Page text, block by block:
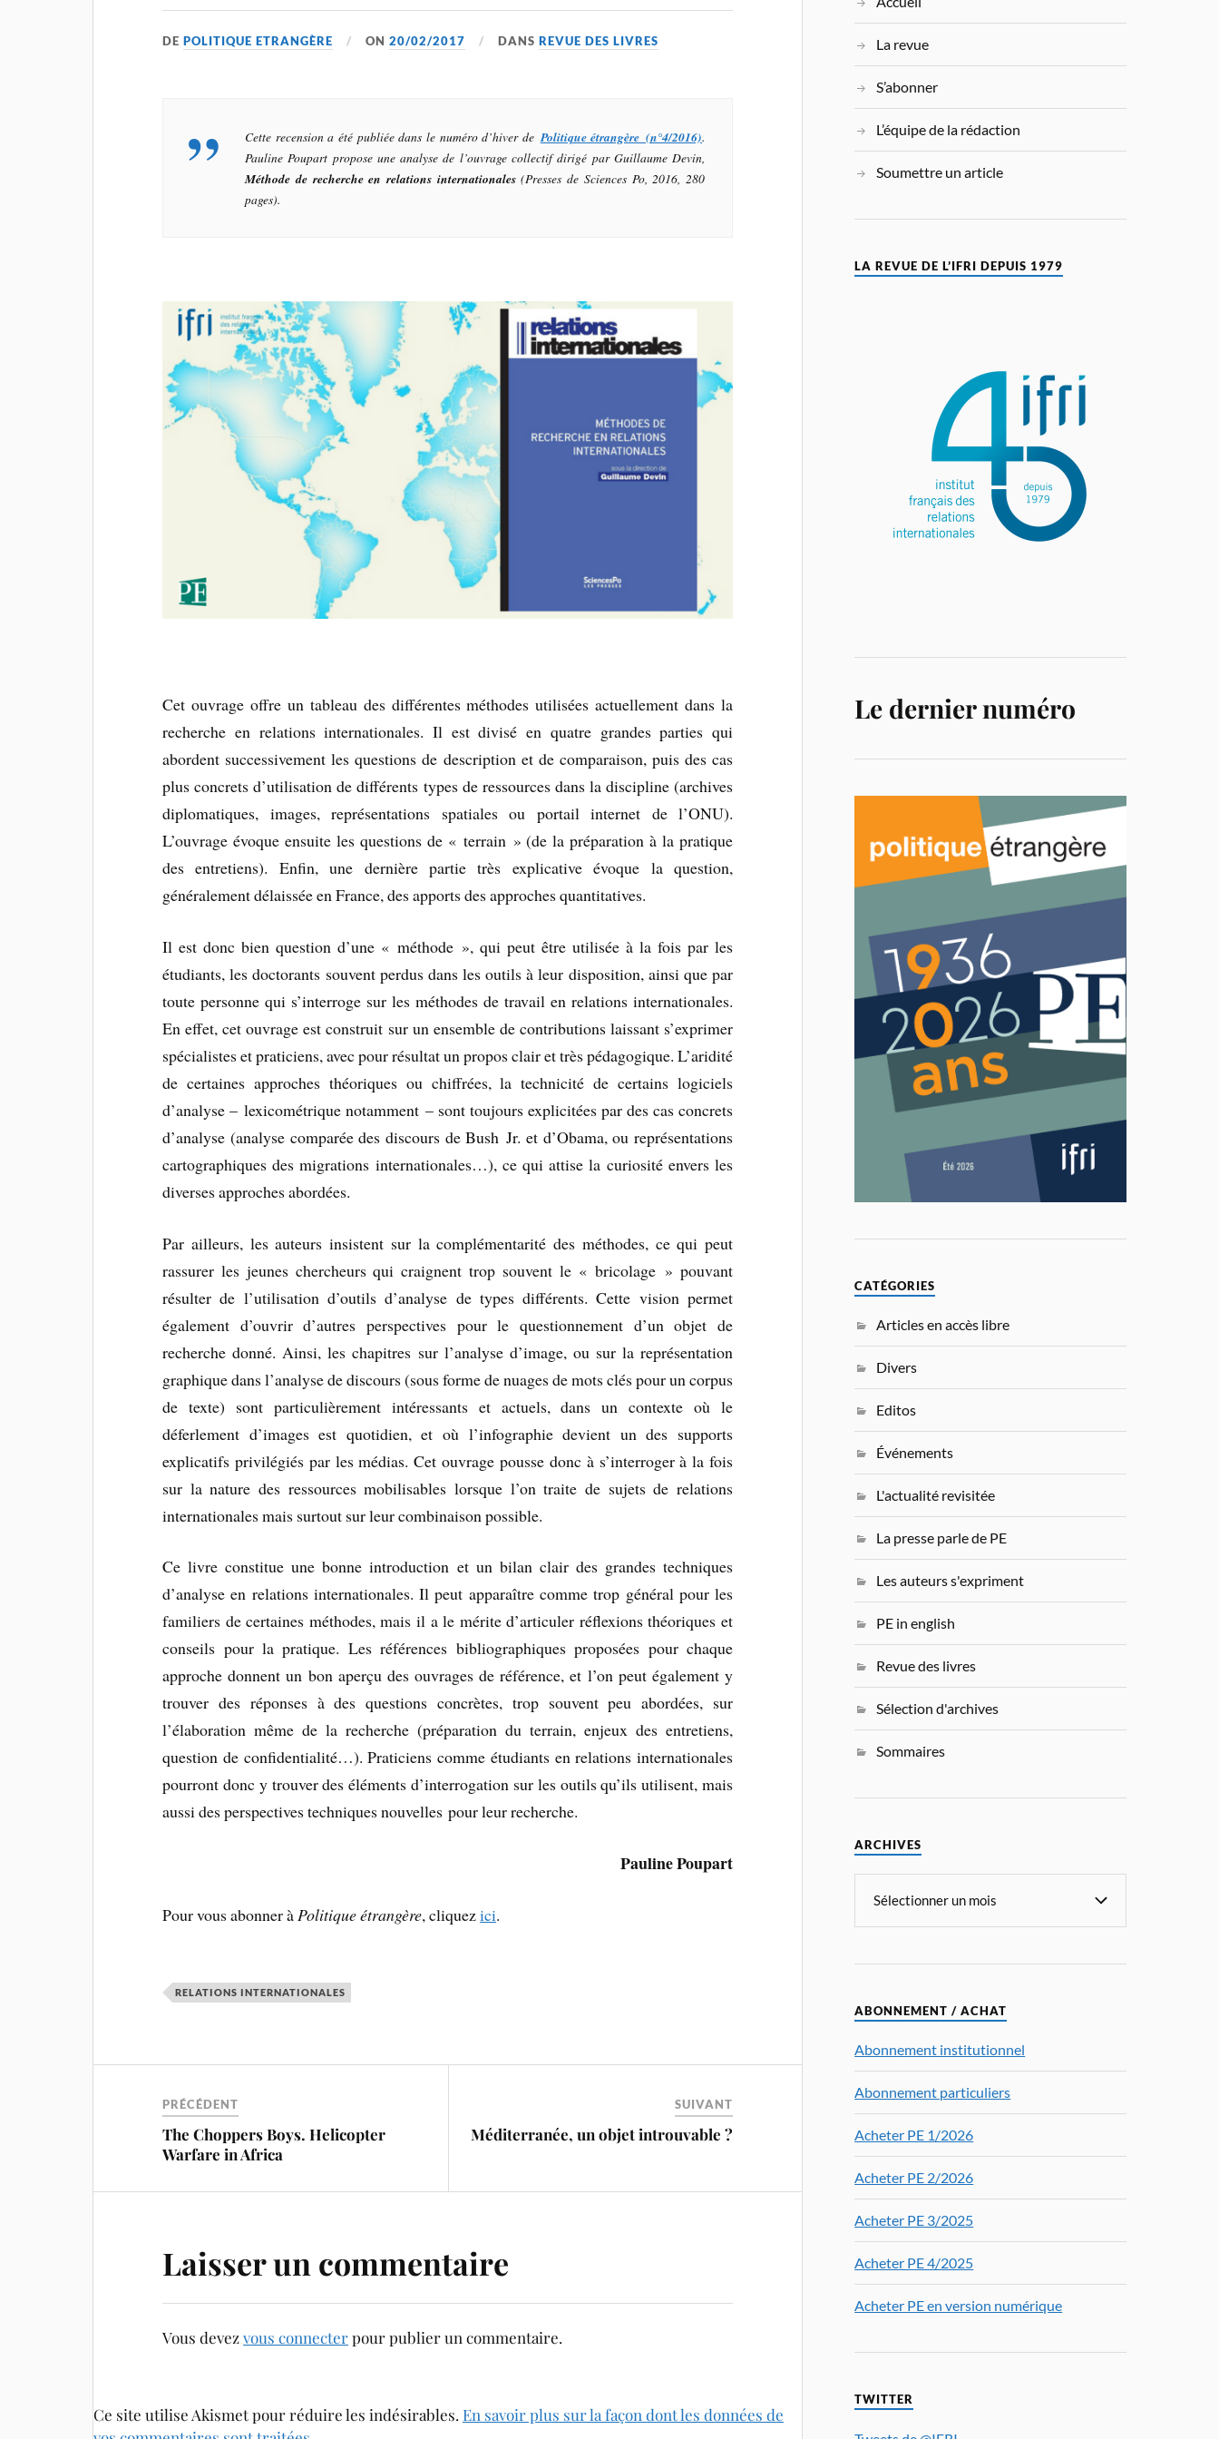
DEPOLITIQUE ETRANGÈRE ON20/02/2017 DANSREVUE DES LIVRES
Cette recension a été publiée dans le numéro d’hiver dePolitique étrangère (n°4/2016).
Pauline Poupart propose une analyse de l’ouvrage collectif dirigé par Guillaume Devin,
Méthode de recherche en relations internationales (Presses de Sciences Po, 2016, 280
pages).
Cet ouvrage offre un tableau des différentes méthodes utilisées actuellement dans la
recherche en relations internationales. Il est divisé en quatre grandes parties qui
abordent successivement les questions de description et de comparaison, puis des cas
plus concrets d’utilisation de différents types de ressources dans la discipline (archives
diplomatiques, images, représentations spatiales ou portail internet de l’ONU).
L’ouvrage évoque ensuite les questions de « terrain » (de la préparation à la pratique
des entretiens). Enfin, une dernière partie très explicative évoque la question,
généralement délaissée en France, des apports des approches quantitatives.
Il est donc bien question d’une « méthode », qui peut être utilisée à la fois par les
étudiants, les doctorants souvent perdus dans les outils à leur disposition, ainsi que par
toute personne qui s’interroge sur les méthodes de travail en relations internationales.
En effet, cet ouvrage est construit sur un ensemble de contributions laissant s’exprimer
spécialistes et praticiens, avec pour résultat un propos clair et très pédagogique. L’aridité
de certaines approches théoriques ou chiffrées, la technicité de certains logiciels
d’analyse – lexicométrique notamment – sont toujours explicitées par des cas concrets
d’analyse (analyse comparée des discours de Bush Jr. et d’Obama, ou représentations
cartographiques des migrations internationales…), ce qui attise la curiosité envers les
diverses approches abordées.
Par ailleurs, les auteurs insistent sur la complémentarité des méthodes, ce qui peut
rassurer les jeunes chercheurs qui craignent trop souvent le « bricolage » pouvant
résulter de l’utilisation d’outils d’analyse de types différents. Cette vision permet
également d’ouvrir d’autres perspectives pour le questionnement d’un objet de
recherche donné. Ainsi, les chapitres sur l’analyse d’image, ou sur la représentation
graphique dans l’analyse de discours (sous forme de nuages de mots clés pour un corpus
de texte) sont particulièrement intéressants et actuels, dans un contexte où le
déferlement d’images est quotidien, et où l’infographie devient un des supports
explicatifs privilégiés par les médias. Cet ouvrage pousse donc à s’interroger à la fois
sur la nature des ressources mobilisables lorsque l’on traite de sujets de relations
internationales mais surtout sur leur combinaison possible.
Ce livre constitue une bonne introduction et un bilan clair des grandes techniques
d’analyse en relations internationales. Il peut apparaître comme trop général pour les
familiers de certaines méthodes, mais il a le mérite d’articuler réflexions théoriques et
conseils pour la pratique. Les références bibliographiques proposées pour chaque
approche donnent un bon aperçu des ouvrages de référence, et l’on peut également y
trouver des réponses à des questions concrètes, trop souvent peu abordées, sur
l’élaboration même de la recherche (préparation du terrain, enjeux des entretiens,
question de confidentialité…). Praticiens comme étudiants en relations internationales
pourront donc y trouver des éléments d’interrogation sur les outils qu’ils utilisent, mais
aussi des perspectives techniques nouvelles pour leur recherche.
Pauline Poupart
Pour vous abonner àPolitique étrangère, cliquezici.
RELATIONS INTERNATIONALES
PRÉCÉDENT
The Choppers Boys. Helicopter
Warfare in Africa
SUIVANT
Méditerranée, un objet introuvable ?
Laisser un commentaire
Vous devezvous connecterpour publier un commentaire.
Ce site utilise Akismet pour réduire les indésirables. En savoir plus sur la façon dont les données de
La revue
S’abonner
L’équipe de la rédaction
Soumettre un article
LA REVUE DE L’IFRI DEPUIS 1979
Le dernier numéro
CATÉGORIES
Articles en accès libre
Divers
Editos
Événements
L'actualité revisitée
La presse parle de PE
Les auteurs s'expriment
PE in english
Revue des livres
Sélection d'archives
Sommaires
ARCHIVES
ABONNEMENT / ACHAT
Abonnement institutionnel
Abonnement particuliers
Acheter PE 1/2026
Acheter PE 2/2026
Acheter PE 3/2025
Acheter PE 4/2025
Acheter PE en version numérique
TWITTER